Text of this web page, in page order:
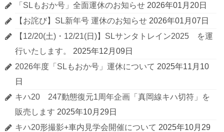
「SLもおか号」全面運休のお知らせ 2026年01月20日
【お詫び】SL新年号 運休のお知らせ 2026年01月07日
【12/20(土)・12/21(日)】SLサンタトレイン2025 を運
行いたします。
2025年12月09日
2026年度「SLもおか号」運休について 2025年11月10
日
キハ20 247動態復元1周年企画「真岡線キハ切符」を
販売します 2025年10月29日
キハ20形撮影+車内見学会開催について 2025年10月29